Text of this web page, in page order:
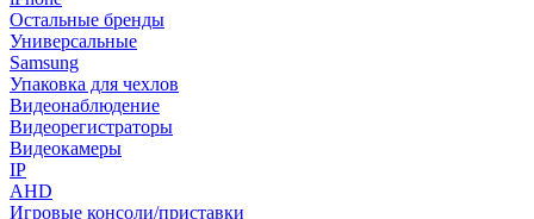
Остальные бренды
Универсальные
Samsung
Упаковка для чехлов
Видеонаблюдение
Видеорегистраторы
Видеокамеры
IP
AHD
Игровые консоли/приставки